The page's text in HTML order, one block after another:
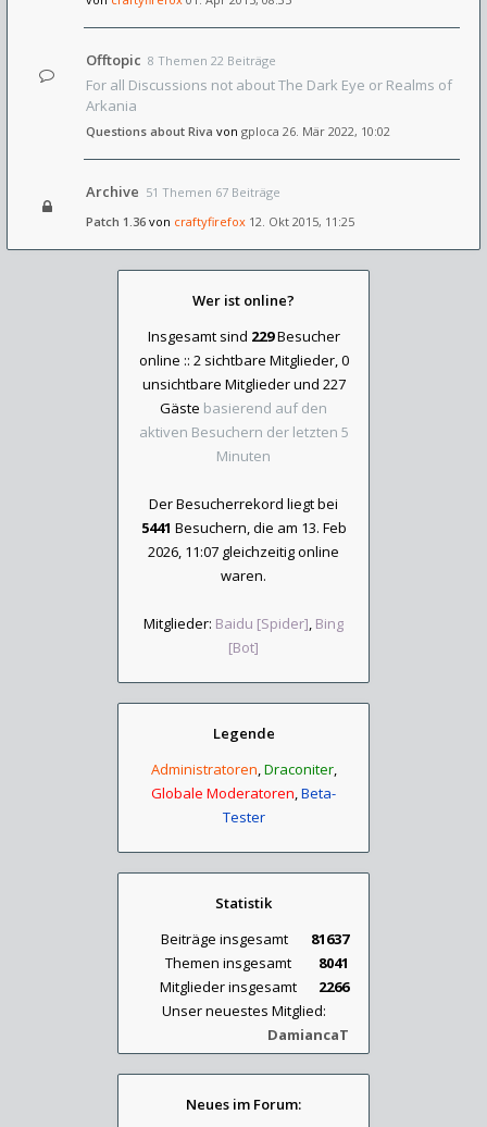
Offtopic 8 Themen 22 Beiträge
For all Discussions not about The Dark Eye or Realms of
Arkania
Questions about Riva von gploca 26. Mär 2022, 10:02
Archive 51 Themen 67 Beiträge
Patch 1.36 von craftyfirefox 12. Okt 2015, 11:25
Wer ist online?
Insgesamt sind 229Besucher
online :: 2 sichtbare Mitglieder, 0
unsichtbare Mitglieder und 227
Gäste basierend auf den
aktiven Besuchern der letzten 5
Minuten
Der Besucherrekord liegt bei
5441 Besuchern, die am 13. Feb
2026, 11:07 gleichzeitig online
waren.
Mitglieder: Baidu [Spider], Bing
[Bot]
Legende
Administratoren,Draconiter,
Globale Moderatoren,Beta-
Tester
Statistik
Beiträge insgesamt
81637
Themen insgesamt
8041
Mitglieder insgesamt
2266
Unser neuestes Mitglied:
DamiancaT
Neues im Forum: